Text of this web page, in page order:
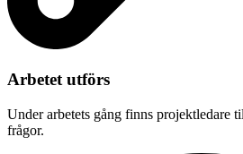
Arbetet utförs
Under arbetets gång finns projektledare
frågor.